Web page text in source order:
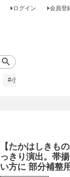
ログイン 会員登
#小柄な方に
【たかはしきも
っきり演出。帯
い方に 部分補整